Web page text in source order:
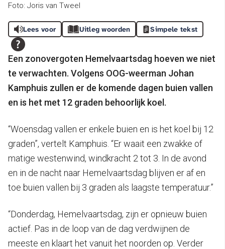
Foto: Joris van Tweel
Lees voor Uitleg woorden Simpele tekst
Een zonovergoten Hemelvaartsdag hoeven we niet
te verwachten. Volgens OOG-weerman Johan
Kamphuis zullen er de komende dagen buien vallen
en is het met 12 graden behoorlijk koel.
“Woensdag vallen er enkele buien en is het koel bij 12
graden”, vertelt Kamphuis. “Er waait een zwakke of
matige westenwind, windkracht 2 tot 3. In de avond
en in de nacht naar Hemelvaartsdag blijven er af en
toe buien vallen bij 3 graden als laagste temperatuur.”
“Donderdag, Hemelvaartsdag, zijn er opnieuw buien
actief. Pas in de loop van de dag verdwijnen de
meeste en klaart het vanuit het noorden op. Verder